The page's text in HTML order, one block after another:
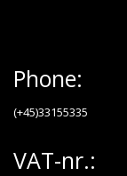
Phone:
(+45)33155335
VAT-nr.: